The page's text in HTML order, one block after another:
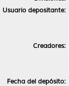
Usuario depositante:
Creadores:
Fecha del depósito: